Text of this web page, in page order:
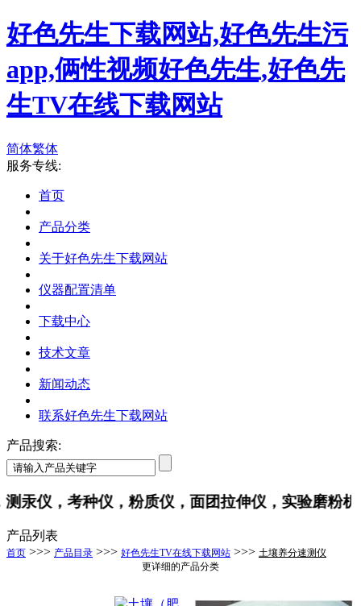
好色先生下载网站,好色先生污
app,俩性视频好色先生,好色先
生TV在线下载网站
简体繁体
服务专线:
首页
产品分类
关于好色先生下载网站
仪器配置清单
下载中心
技术文章
新闻动态
联系好色先生下载网站
产品搜索:
汞仪，考种仪，粉质仪，面团拉伸仪，实验磨粉机
产品列表
首页 >>> 产品目录 >>> 好色先生TV在线下载网站 >>> 土壤养分速测仪
更详细的产品分类